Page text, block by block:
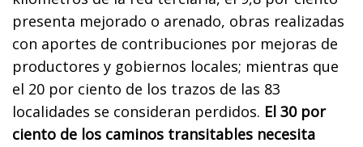
presenta mejorado o arenado, obras realizadas
con aportes de contribuciones por mejoras de
productores y gobiernos locales; mientras que
el 20 por ciento de los trazos de las 83
localidades se consideran perdidos. El 30 por
ciento de los caminos transitables necesita